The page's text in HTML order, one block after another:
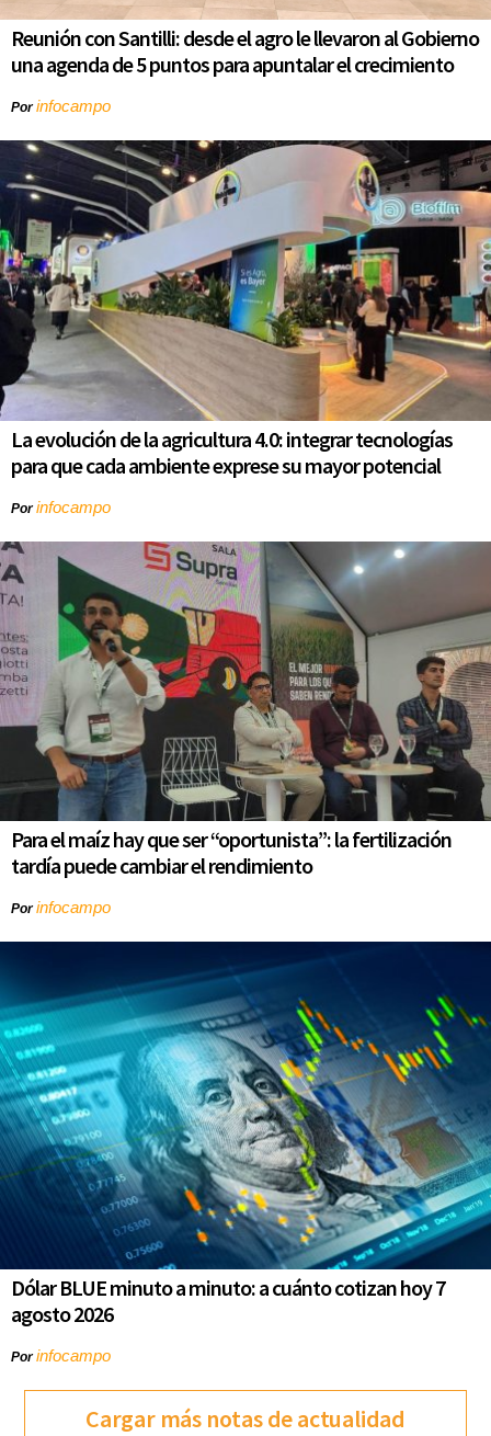
Reunión con Santilli: desde el agro le llevaron al Gobierno
una agenda de 5 puntos para apuntalar el crecimiento
Porinfocampo
La evolución de la agricultura 4.0: integrar tecnologías
para que cada ambiente exprese su mayor potencial
Porinfocampo
Para el maíz hay que ser “oportunista”: la fertilización
tardía puede cambiar el rendimiento
Porinfocampo
Dólar BLUE minuto a minuto: a cuánto cotizan hoy 7
agosto 2026
Porinfocampo
Cargar más notas de actualidad